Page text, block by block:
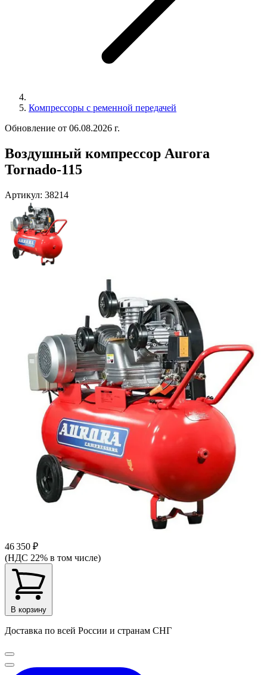
Компрессоры с ременной передачей
Обновление от 06.08.2026 г.
Воздушный компрессор Aurora
Tornado-115
Артикул: 38214
46 350 ₽
(НДС 22% в том числе)
В корзину
Доставка по всей России и странам СНГ